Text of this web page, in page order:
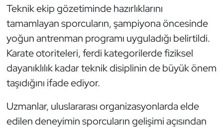
Teknik ekip gözetiminde hazırlıklarını
tamamlayan sporcuların, şampiyona öncesinde
yoğun antrenman programı uyguladığı belirtildi.
Karate otoriteleri, ferdi kategorilerde fiziksel
dayanıklılık kadar teknik disiplinin de büyük önem
taşıdığını ifade ediyor.
Uzmanlar, uluslararası organizasyonlarda elde
edilen deneyimin sporcuların gelişimi açısından
Hava Sporları
Hentbol
İşitme Engelli Sporcular
Kano ve Rafting